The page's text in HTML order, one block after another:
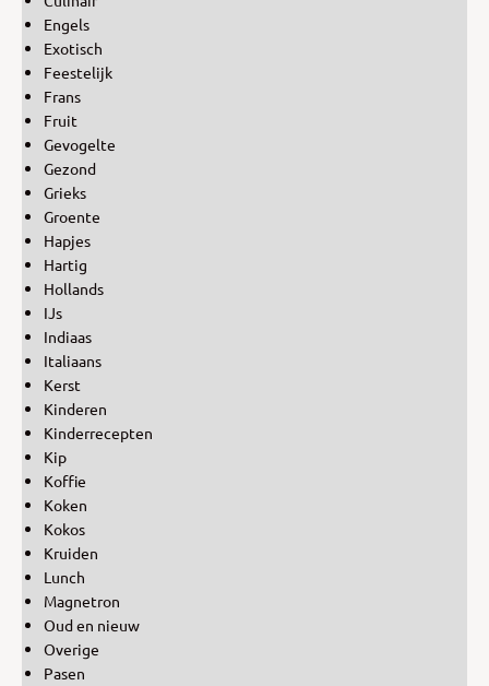
Engels
Exotisch
Feestelijk
Frans
Fruit
Gevogelte
Gezond
Grieks
Groente
Hapjes
Hartig
Hollands
IJs
Indiaas
Italiaans
Kerst
Kinderen
Kinderrecepten
Kip
Koffie
Koken
Kokos
Kruiden
Lunch
Magnetron
Oud en nieuw
Overige
Pasen